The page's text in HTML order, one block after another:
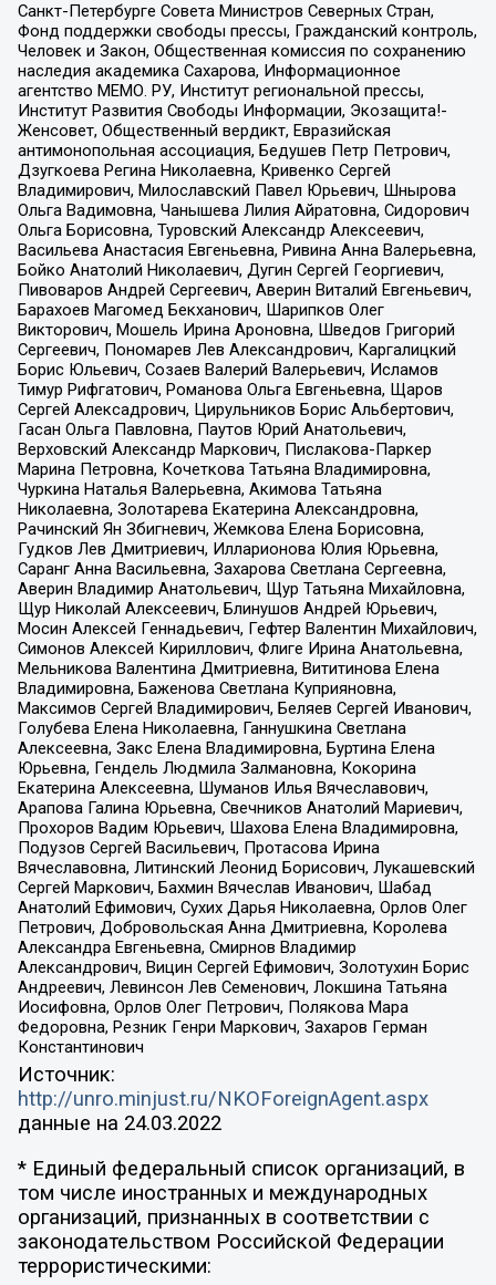
Санкт-Петербурге Совета Министров Северных Стран,
Фонд поддержки свободы прессы, Гражданский контроль,
Человек и Закон, Общественная комиссия по сохранению
наследия академика Сахарова, Информационное
агентство МЕМО. РУ, Институт региональной прессы,
Институт Развития Свободы Информации, Экозащита!-
Женсовет, Общественный вердикт, Евразийская
антимонопольная ассоциация, Бедушев Петр Петрович,
Дзугкоева Регина Николаевна, Кривенко Сергей
Владимирович, Милославский Павел Юрьевич, Шнырова
Ольга Вадимовна, Чанышева Лилия Айратовна, Сидорович
Ольга Борисовна, Туровский Александр Алексеевич,
Васильева Анастасия Евгеньевна, Ривина Анна Валерьевна,
Бойко Анатолий Николаевич, Дугин Сергей Георгиевич,
Пивоваров Андрей Сергеевич, Аверин Виталий Евгеньевич,
Барахоев Магомед Бекханович, Шарипков Олег
Викторович, Мошель Ирина Ароновна, Шведов Григорий
Сергеевич, Пономарев Лев Александрович, Каргалицкий
Борис Юльевич, Созаев Валерий Валерьевич, Исламов
Тимур Рифгатович, Романова Ольга Евгеньевна, Щаров
Сергей Алексадрович, Цирульников Борис Альбертович,
Гасан Ольга Павловна, Паутов Юрий Анатольевич,
Верховский Александр Маркович, Пислакова-Паркер
Марина Петровна, Кочеткова Татьяна Владимировна,
Чуркина Наталья Валерьевна, Акимова Татьяна
Николаевна, Золотарева Екатерина Александровна,
Рачинский Ян Збигневич, Жемкова Елена Борисовна,
Гудков Лев Дмитриевич, Илларионова Юлия Юрьевна,
Саранг Анна Васильевна, Захарова Светлана Сергеевна,
Аверин Владимир Анатольевич, Щур Татьяна Михайловна,
Щур Николай Алексеевич, Блинушов Андрей Юрьевич,
Мосин Алексей Геннадьевич, Гефтер Валентин Михайлович,
Симонов Алексей Кириллович, Флиге Ирина Анатольевна,
Мельникова Валентина Дмитриевна, Вититинова Елена
Владимировна, Баженова Светлана Куприяновна,
Максимов Сергей Владимирович, Беляев Сергей Иванович,
Голубева Елена Николаевна, Ганнушкина Светлана
Алексеевна, Закс Елена Владимировна, Буртина Елена
Юрьевна, Гендель Людмила Залмановна, Кокорина
Екатерина Алексеевна, Шуманов Илья Вячеславович,
Арапова Галина Юрьевна, Свечников Анатолий Мариевич,
Прохоров Вадим Юрьевич, Шахова Елена Владимировна,
Подузов Сергей Васильевич, Протасова Ирина
Вячеславовна, Литинский Леонид Борисович, Лукашевский
Сергей Маркович, Бахмин Вячеслав Иванович, Шабад
Анатолий Ефимович, Сухих Дарья Николаевна, Орлов Олег
Петрович, Добровольская Анна Дмитриевна, Королева
Александра Евгеньевна, Смирнов Владимир
Александрович, Вицин Сергей Ефимович, Золотухин Борис
Андреевич, Левинсон Лев Семенович, Локшина Татьяна
Иосифовна, Орлов Олег Петрович, Полякова Мара
Федоровна, Резник Генри Маркович, Захаров Герман
Константинович
Источник:
http://unro.minjust.ru/NKOForeignAgent.aspx
данные на 24.03.2022
* Единый федеральный список организаций, в
том числе иностранных и международных
организаций, признанных в соответствии с
законодательством Российской Федерации
террористическими: